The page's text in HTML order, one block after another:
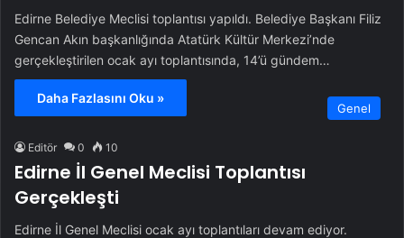
Edirne Belediye Meclisi toplantısı yapıldı. Belediye Başkanı Filiz
Gencan Akın başkanlığında Atatürk Kültür Merkezi’nde
gerçekleştirilen ocak ayı toplantısında, 14’ü gündem…
Daha Fazlasını Oku »
Genel
Editör 0 10
Edirne İl Genel Meclisi Toplantısı
Gerçekleşti
Edirne İl Genel Meclisi ocak ayı toplantıları devam ediyor.